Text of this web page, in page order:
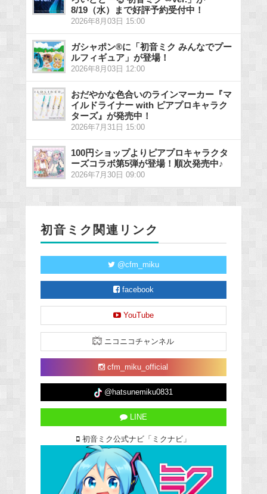
8/19（水）まで好評予約受付中！
2026年8月03日 15:00
ガシャポン®に「初音ミク みんなでプー
ルフィギュア」が登場！
2026年8月03日 12:00
おだやかな色合いのラインマーカー『マ
イルドライナー with ピアプロキャラク
ターズ』が発売中！
2026年7月31日 15:00
100円ショップよりピアプロキャラクタ
ーズコラボ第5弾が登場！順次発売中♪
2026年7月30日 09:00
初音ミク関連リンク
@cfm_miku
facebook
YouTube
ニコニコチャンネル
cfm_miku_official
@hatsunemiku0831
LINE
初音ミク公式ナビ「ミクナビ」